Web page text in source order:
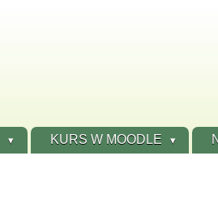
KURS W MOODLE